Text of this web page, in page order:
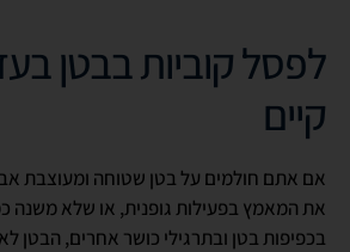
לפסל קוביות בבטן
קיים
אם אתם חולמים על בטן שטוחה ומעוצבת
את המאמץ בפעילות גופנית, או שלא משנה
בכפיפות בטן ובתרגילי כושר אחרים, הבטן